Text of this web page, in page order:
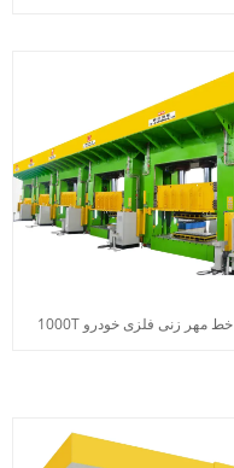
1000T خط مهر زنی فلزی خودرو